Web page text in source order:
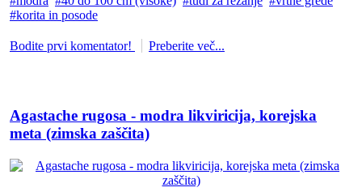
korita in posode
Bodite prvi komentator! Preberite več...
Agastache rugosa - modra likviricija, korejska
meta (zimska zaščita)